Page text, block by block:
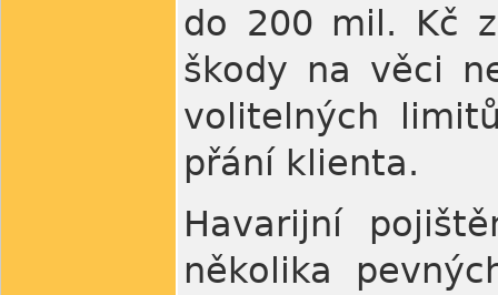
do 200 mil. Kč
škody na věci
volitelných
přání klienta.
Havarijní
několika